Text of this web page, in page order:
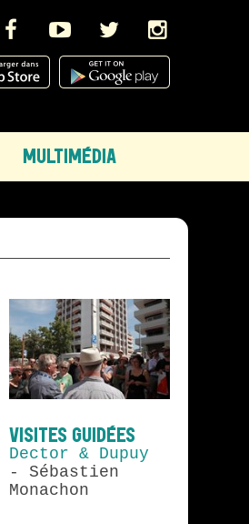
VISITES GUIDÉES
Dector & Dupuy
- Sébastien
Monachon
MULTIMÉDIA
FacebookYouTubeTwitter